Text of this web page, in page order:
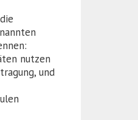
nutzen
und